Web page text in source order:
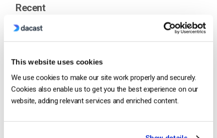
This website uses cookies
We use cookies to make our site work properly and securely.
Cookies also enable us to get you the best experience on our
website, adding relevant services and enriched content.
Recent
des médias en continu